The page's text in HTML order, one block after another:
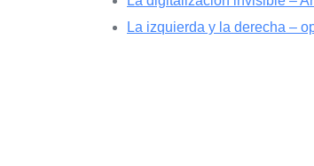
La izquierda y la derecha –